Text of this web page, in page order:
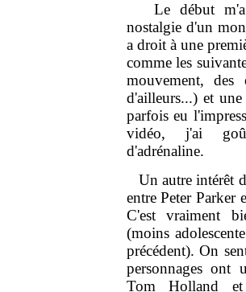
Le début m'a
nostalgie d'un
a droit à une
comme les
mouvement,
d'ailleurs...) et
parfois eu
vidéo, j'ai
d'adrénaline.
Un autre intérêt
entre Peter
C'est vraiment
(moins
précédent). On
personnages ont
Tom Holland